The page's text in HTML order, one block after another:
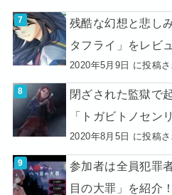
残酷な幻想と悲し
タフライ」をレビ
2020年5月9日 に投稿
閉ざされた監獄で
「トガビトノセン
2020年8月5日 に投稿
参加者は全員犯罪
目の大罪」を紹介！